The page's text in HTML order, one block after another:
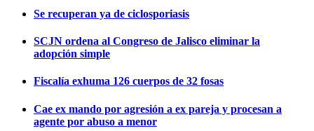
Se recuperan ya de ciclosporiasis
SCJN ordena al Congreso de Jalisco eliminar la
adopción simple
Fiscalía exhuma 126 cuerpos de 32 fosas
Cae ex mando por agresión a ex pareja y procesan a
agente por abuso a menor